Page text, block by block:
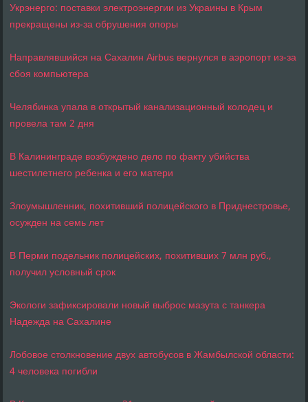
Укрэнерго: поставки электроэнергии из Украины в Крым
прекращены из-за обрушения опоры
Направлявшийся на Сахалин Airbus вернулся в аэропорт из-за
сбоя компьютера
Челябинка упала в открытый канализационный колодец и
провела там 2 дня
В Калининграде возбуждено дело по факту убийства
шестилетнего ребенка и его матери
Злоумышленник, похитивший полицейского в Приднестровье,
осужден на семь лет
В Перми подельник полицейских, похитивших 7 млн руб.,
получил условный срок
Экологи зафиксировали новый выброс мазута с танкера
Надежда на Сахалине
Лобовое столкновение двух автобусов в Жамбылской области:
4 человека погибли